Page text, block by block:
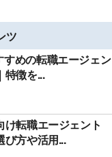
ツ
めの転職エージェン
特徴を...
転職エージェント
び方や活用...